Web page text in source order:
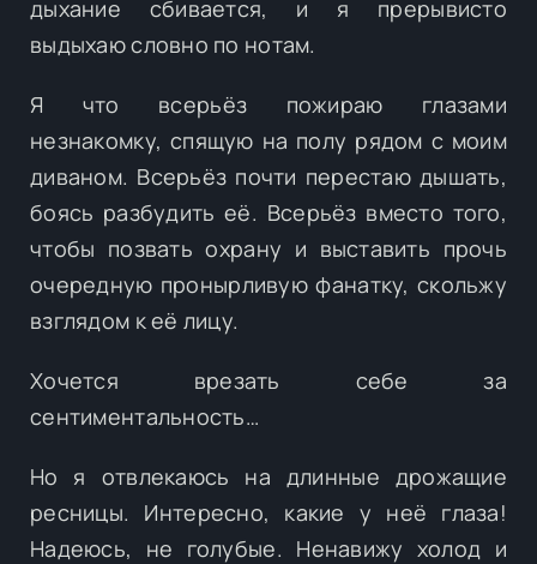
дыхание сбивается, и я прерывисто
выдыхаю словно по нотам.
Я что всерьёз пожираю глазами
незнакомку, спящую на полу рядом с моим
диваном. Всерьёз почти перестаю дышать,
боясь разбудить её. Всерьёз вместо того,
чтобы позвать охрану и выставить прочь
очередную пронырливую фанатку, скольжу
взглядом к её лицу.
Хочется врезать себе за
сентиментальность…
Но я отвлекаюсь на длинные дрожащие
ресницы. Интересно, какие у неё глаза!
Надеюсь, не голубые. Ненавижу холод и